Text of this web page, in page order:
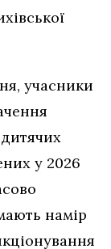
учасники
у 2026
намір